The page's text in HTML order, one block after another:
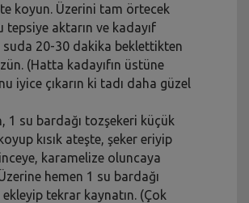
koyun. Üzerini tam örtecek
tepsiye aktarın ve kadayıf
suda 20-30 dakika beklettikten
(Hatta kadayıfın üstüne
iyice çıkarın ki tadı daha güzel
1 su bardağı tozşekeri küçük
kısık ateşte, şeker eriyip
karamelize oluncaya
hemen 1 su bardağı
ekleyip tekrar kaynatın. (Çok